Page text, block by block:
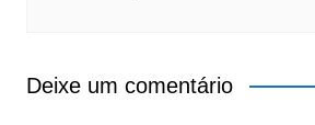
Deixe um comentário